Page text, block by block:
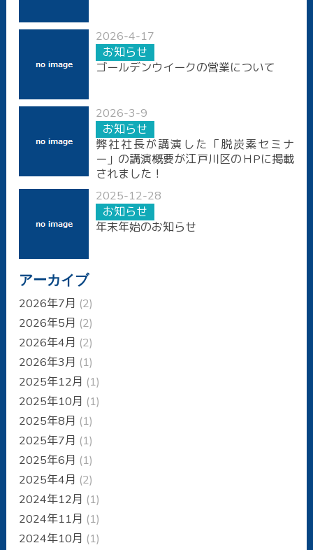
2026-4-17
お知らせ
ゴールデンウイークの営業について
2026-3-9
お知らせ
弊社社長が講演した「脱炭素セミナ
ー」の講演概要が江戸川区のＨPに掲載
されました！
2025-12-28
お知らせ
年末年始のお知らせ
アーカイブ
2026年7月 (2)
2026年5月 (2)
2026年4月 (2)
2026年3月 (1)
2025年12月 (1)
2025年10月 (1)
2025年8月 (1)
2025年7月 (1)
2025年6月 (1)
2025年4月 (2)
2024年12月 (1)
2024年11月 (1)
2024年10月 (1)